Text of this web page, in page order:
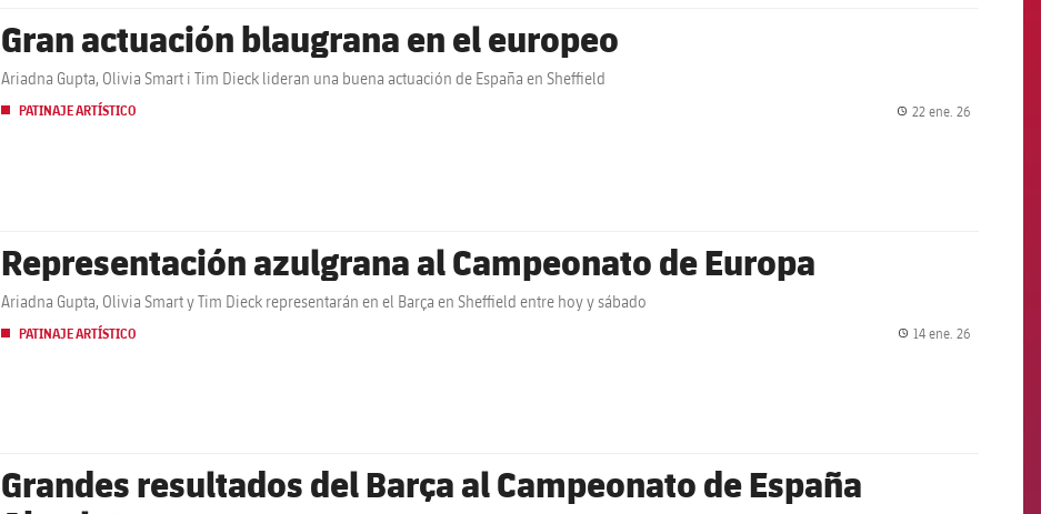
Gran actuación blaugrana en el europeo
Ariadna Gupta, Olivia Smart i Tim Dieck lideran una buena actuación de España en Sheffield
PATINAJE ARTÍSTICO 22 ene. 26
Representación azulgrana al Campeonato de Europa
Ariadna Gupta, Olivia Smart y Tim Dieck representarán en el Barça en Sheffield entre hoy y sábado
PATINAJE ARTÍSTICO 14 ene. 26
Grandes resultados del Barça al Campeonato de España